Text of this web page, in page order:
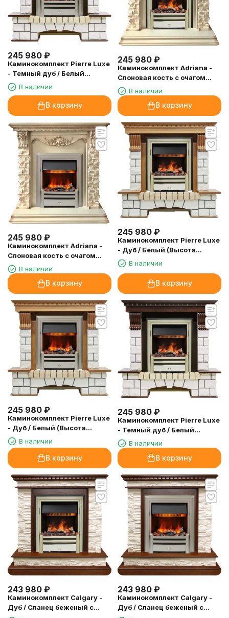
245 980 ₽
Каминокомплект Pierre Luxe
- Темный дуб / Белый
(Высота 1020мм) с очагом
Chesford
В наличии
В корзину
245 980 ₽
Каминокомплект Adriana -
Cлоновая кость с очагом
Cavendish
В наличии
В корзину
245 980 ₽
Каминокомплект Adriana -
Cлоновая кость с очагом
Chesford
В наличии
В корзину
245 980 ₽
Каминокомплект Pierre Luxe
- Дуб / Белый (Высота
1020мм) с очагом Cavendish
В наличии
В корзину
245 980 ₽
Каминокомплект Pierre Luxe
- Дуб / Белый (Высота
1020мм) с очагом Chesford
В наличии
В корзину
245 980 ₽
Каминокомплект Pierre Luxe
- Темный дуб / Белый
(Высота 1020мм) с очагом
Cavendish
В наличии
В корзину
243 980 ₽
Каминокомплект Calgary -
Дуб / Сланец беженый с
243 980 ₽
Каминокомплект Calgary -
Дуб / Сланец беженый с